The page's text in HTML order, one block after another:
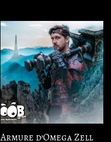
Armure d’Omega Zell